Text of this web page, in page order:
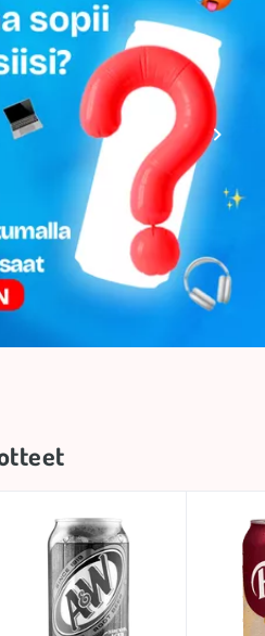
USA -tuotteet
A&W